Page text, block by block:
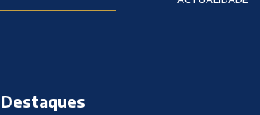
Destaques